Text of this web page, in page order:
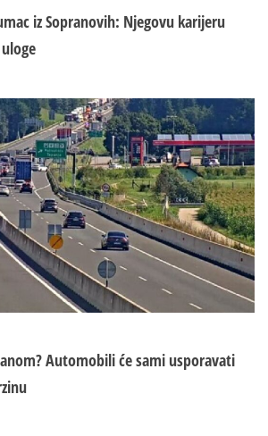
iz Sopranovih: Njegovu karijeru
Automobili će sami usporavati